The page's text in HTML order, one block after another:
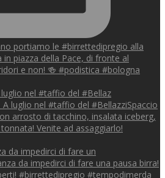
luglio nel #taffio del #Bellaz
da impedirci di fare un